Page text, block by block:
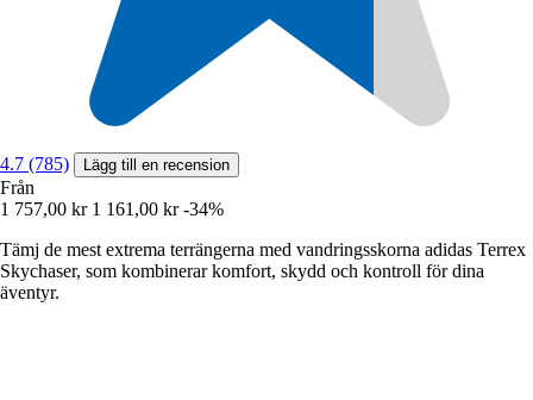
4.7 (785) Lägg till en recension
Från
1 757,00 kr 1 161,00 kr -34%
Tämj de mest extrema terrängerna med vandringsskorna adidas Terrex
Skychaser, som kombinerar komfort, skydd och kontroll för dina
äventyr.